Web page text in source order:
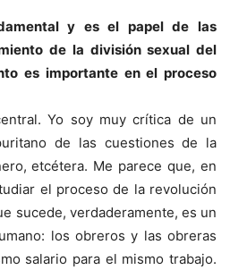
y es el papel de las
de la división sexual del
es importante en el proceso
Yo soy muy crítica de un
de las cuestiones de la
etcétera. Me parece que, en
el proceso de la revolución
sucede, verdaderamente, es un
los obreros y las obreras
salario para el mismo trabajo.